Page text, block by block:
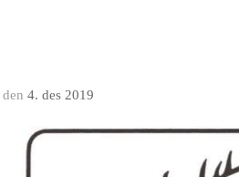
den 4. des 2019